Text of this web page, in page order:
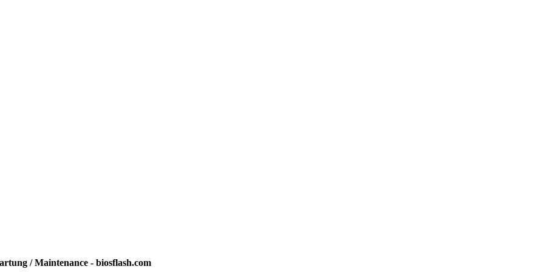
/ Maintenance - biosflash.com